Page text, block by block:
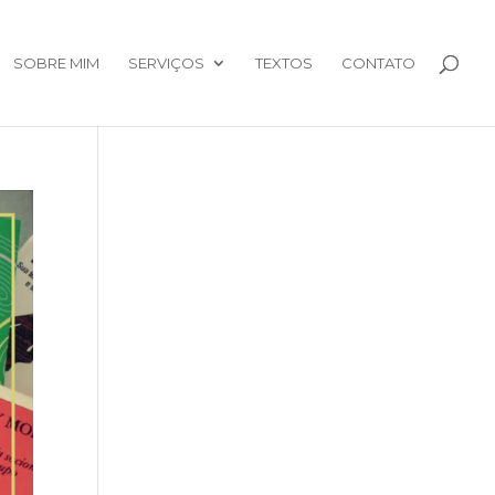
SOBRE MIM SERVIÇOS TEXTOS CONTATO